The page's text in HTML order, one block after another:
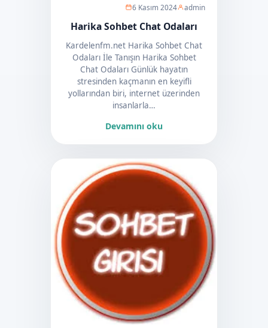
6 Kasım 2024 admin
Harika Sohbet Chat Odaları
Kardelenfm.net Harika Sohbet Chat
Odaları İle Tanışın Harika Sohbet
Chat Odaları Günlük hayatın
stresinden kaçmanın en keyifli
yollarından biri, internet üzerinden
insanlarla…
Devamını oku